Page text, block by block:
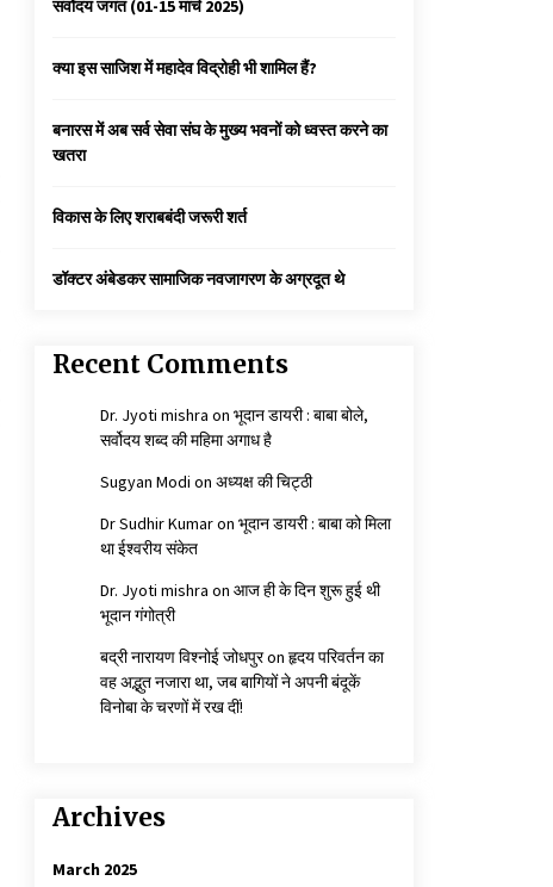
कैसे बचायें बच्चों का मन?
सर्वोदय जगत (01-15 मार्च 2025)
क्या इस साजिश में महादेव विद्रोही भी शामिल हैं?
बनारस में अब सर्व सेवा संघ के मुख्य भवनों को ध्वस्त करने का
खतरा
विकास के लिए शराबबंदी जरूरी शर्त
डॉक्टर अंबेडकर सामाजिक नवजागरण के अग्रदूत थे
Recent Comments
Dr. Jyoti mishra on भूदान डायरी : बाबा बोले,
सर्वोदय शब्द की महिमा अगाध है
Sugyan Modi on अध्यक्ष की चिट्ठी
Dr Sudhir Kumaron भूदान डायरी : बाबा को मिला
था ईश्वरीय संकेत
Dr. Jyoti mishra on आज ही के दिन शुरू हुई थी
भूदान गंगोत्री
बद्री नारायण विश्नोई जोधपुरon हृदय परिवर्तन का
वह अद्भुत नजारा था, जब बागियों ने अपनी बंदूकें
विनोबा के चरणों में रख दीं!
Archives
March 2025